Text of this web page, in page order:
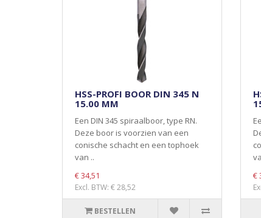
HSS-PROFI BOOR DIN 345 N
15.00 MM
Een DIN 345 spiraalboor, type RN.
Deze boor is voorzien van een
conische schacht en een tophoek
van ..
€ 34,51
Excl. BTW: € 28,52
BESTELLEN
€